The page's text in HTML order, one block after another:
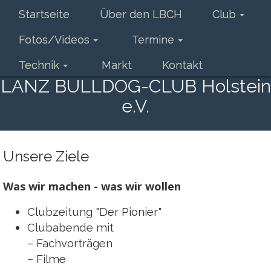
Startseite Über den LBCH
Club
Fotos/Videos
Termine
Technik
Markt Kontakt
LANZ BULLDOG-CLUB Holstein
e.V.
Unsere Ziele
Was wir machen - was wir wollen
Clubzeitung "Der Pionier"
Clubabende mit
– Fachvorträgen
– Filme